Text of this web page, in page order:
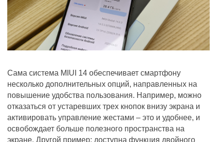
Сама система MIUI 14 обеспечивает смартфону
несколько дополнительных опций, направленных на
повышение удобства пользования. Например, можно
отказаться от устаревших трех кнопок внизу экрана и
активировать управление жестами – это и удобнее, и
освобождает больше полезного пространства на
экране. Другой пример: доступна функция двойного